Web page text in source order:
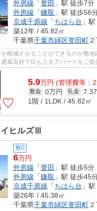
外房線 「誉田 」駅 徒歩7分
外房線 「鎌取 」駅 徒歩56
京成千原線 「ちはら台 」
築12年 / 45.82㎡
千葉県千葉市緑区誉田町
軽減させることができるのが敷
風良好で日も入るアパートをご提
で、電車利用が...
5.9万円 (管理費等：
敷金 0万円 礼金
1階 / 1LDK / 45.82㎡
ヒルズⅢ
敷0
6万円
外房線 「誉田 」駅 徒歩5分
外房線 「鎌取 」駅 徒歩45
京成千原線 「ちはら台 」
築26年 / 45.38㎡
千葉県千葉市緑区誉田町